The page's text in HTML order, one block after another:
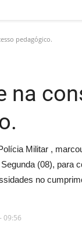
pedagógico.
na
Militar ,
(08), para
no
09:56